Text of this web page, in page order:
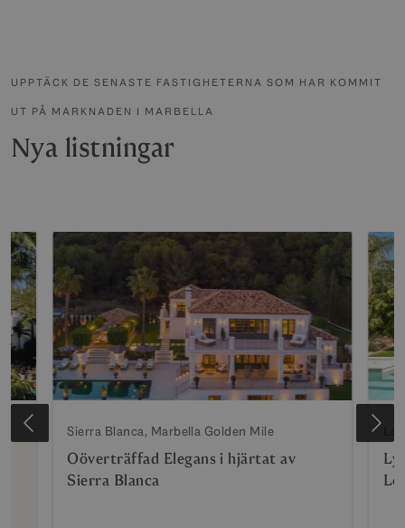
UPPTÄCK DE SENASTE FASTIGHETERNA SOM HAR KOMMIT
UT PÅ MARKNADEN I MARBELLA
Nya listningar
Sierra Blanca, Marbella Golden Mile
Oöverträffad Elegans i hjärtat av
Sierra Blanca